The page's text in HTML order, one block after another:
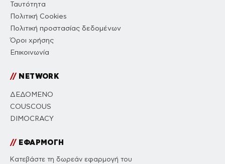
Ταυτότητα
Πολιτική Cookies
Πολιτική προστασίας δεδομένων
Όροι χρήσης
Επικοινωνία
//NETWORK
ΔΕΔΟΜΕΝΟ
COUSCOUS
DIMOCRACY
//ΕΦΑΡΜΟΓΗ
Κατεβάστε τη δωρεάν εφαρμογή του